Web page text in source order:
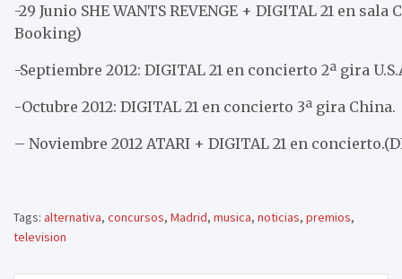
-29 Junio SHE WANTS REVENGE + DIGITAL 21 en
Booking)
-Septiembre 2012: DIGITAL 21 en concierto 2ª gira
-Octubre 2012: DIGITAL 21 en concierto 3ª gira China.
– Noviembre 2012 ATARI + DIGITAL 21 en
Tags: alternativa, concursos, Madrid, musica, noticias, premios,
television